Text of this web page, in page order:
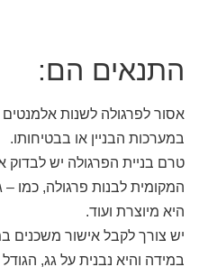
התנאים הם:
אסור לפרגולה לשנות אלמנטים
במערכות הבניין או בבטיחותו.
טרם בניית הפרגולה יש
המקומית לבנות פרגולה, כמו –
היא מיוצרת ועוד.
יש צורך לקבל אישור משכנים
במידה והיא נבנית על גג,